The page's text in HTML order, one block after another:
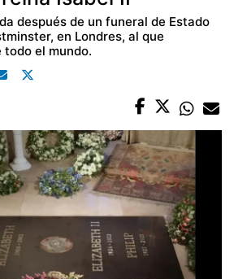
después de un funeral de Estado
en Londres, al que
el mundo.